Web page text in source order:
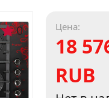
0 Цена:
18
RUB